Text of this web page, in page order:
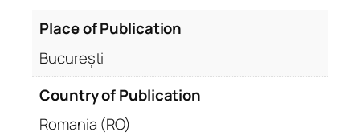
Place of Publication
București
Country of Publication
Romania (RO)